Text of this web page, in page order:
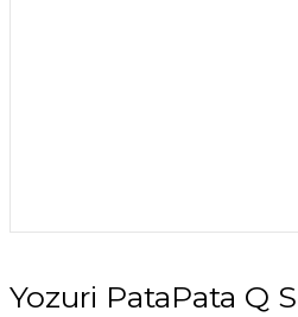
Yozuri PataPata Q